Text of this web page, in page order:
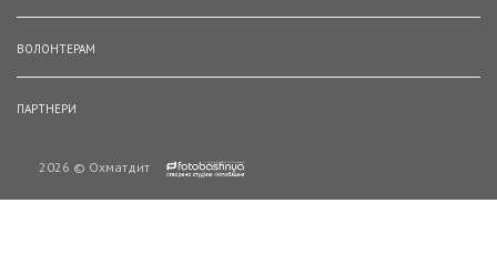
ВОЛОНТЕРАМ
ПАРТНЕРИ
2026 © Охматдит